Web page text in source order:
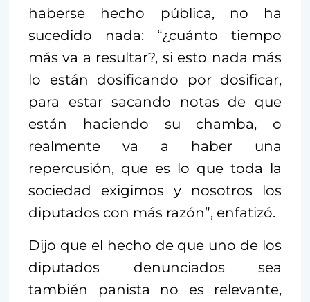
haberse hecho pública, no ha
sucedido nada: “¿cuánto tiempo
más va a resultar?, si esto nada más
lo están dosificando por dosificar,
para estar sacando notas de que
están haciendo su chamba, o
realmente va a haber una
repercusión, que es lo que toda la
sociedad exigimos y nosotros los
diputados con más razón”, enfatizó.
Dijo que el hecho de que uno de los
diputados denunciados sea
también panista no es relevante,